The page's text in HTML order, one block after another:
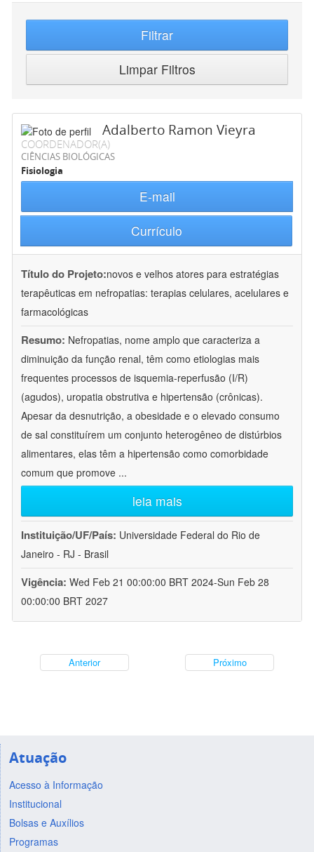
Filtrar
Limpar Filtros
Adalberto Ramon Vieyra
COORDENADOR(A)
CIÊNCIAS BIOLÓGICAS
Fisiologia
E-mail
Currículo
Título do Projeto:novos e velhos atores para estratégias
terapêuticas em nefropatias: terapias celulares, acelulares e
farmacológicas
Resumo: Nefropatias, nome amplo que caracteriza a
diminuição da função renal, têm como etiologias mais
frequentes processos de isquemia-reperfusão (I/R)
(agudos), uropatia obstrutiva e hipertensão (crônicas).
Apesar da desnutrição, a obesidade e o elevado consumo
de sal constituírem um conjunto heterogêneo de distúrbios
alimentares, elas têm a hipertensão como comorbidade
comum que promove ...
leia mais
Instituição/UF/País: Universidade Federal do Rio de
Janeiro - RJ - Brasil
Vigência: Wed Feb 21 00:00:00 BRT 2024-Sun Feb 28
00:00:00 BRT 2027
Anterior Próximo
Atuação
Acesso à Informação
Institucional
Bolsas e Auxílios
Programas